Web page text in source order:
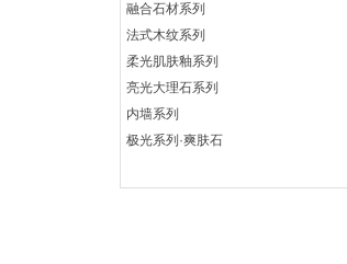
融合石材系列
法式木纹系列
柔光肌肤釉系列
亮光大理石系列
内墙系列
极光系列·爽肤石